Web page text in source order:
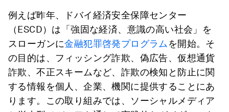
例えば昨年、ドバイ経済安全保障センター
（ESCD）は「強固な経済、意識の高い社会」を
スローガンに金融犯罪啓発プログラム を開始。そ
の目的は、フィッシング詐欺、偽広告、仮想通貨
詐欺、不正スキームなど、詐欺の検知と防止に関
する情報を個人、企業、機関に提供することにあ
ります。この取り組みでは、ソーシャルメディア